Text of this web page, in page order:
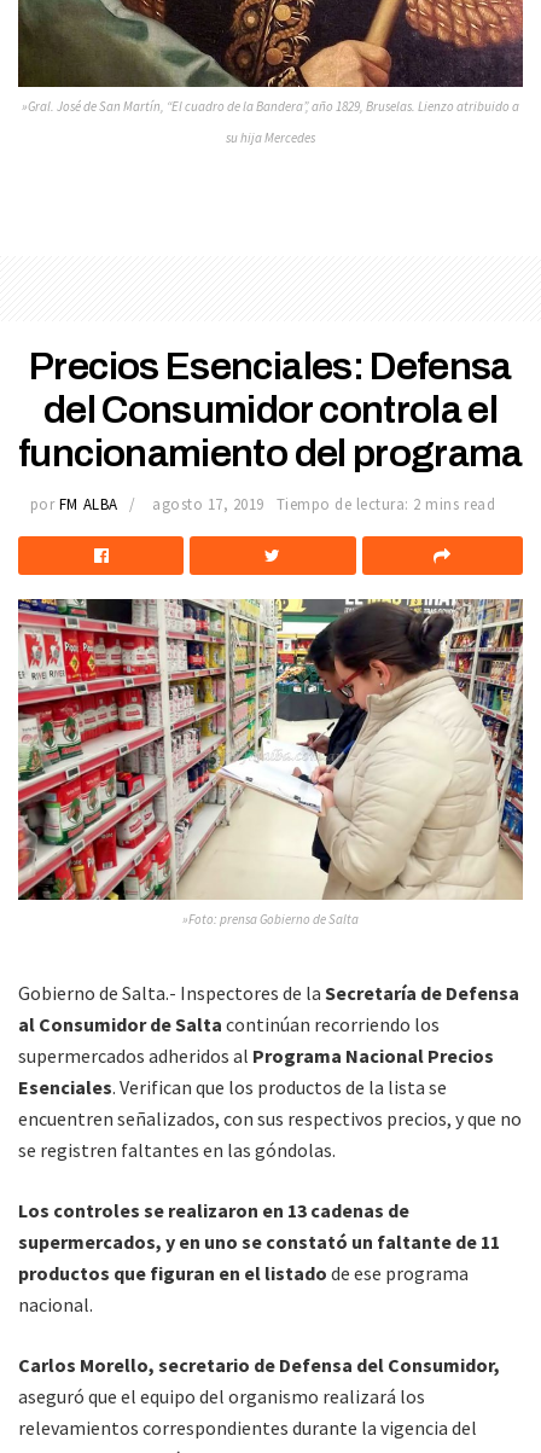
»Gral. José de San Martín, “El cuadro de la Bandera”, año 1829, Bruselas. Lienzo atribuido a
su hija Mercedes
Precios Esenciales: Defensa
del Consumidor controla el
funcionamiento del programa
por FM ALBA agosto 17, 2019 Tiempo de lectura: 2 mins read
»Foto: prensa Gobierno de Salta
Gobierno de Salta.- Inspectores de la Secretaría de Defensa
al Consumidor de Salta continúan recorriendo los
supermercados adheridos al Programa Nacional Precios
Esenciales. Verifican que los productos de la lista se
encuentren señalizados, con sus respectivos precios, y que no
se registren faltantes en las góndolas.
Los controles se realizaron en 13 cadenas de
supermercados, y en uno se constató un faltante de 11
productos que figuran en el listado de ese programa
nacional.
Carlos Morello, secretario de Defensa del Consumidor,
aseguró que el equipo del organismo realizará los
relevamientos correspondientes durante la vigencia del